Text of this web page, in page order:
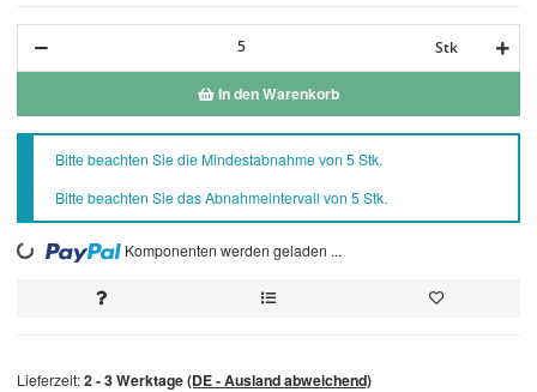
Stk
In den Warenkorb
xBitte beachten Sie die Mindestabnahme von 5 Stk.
Bitte beachten Sie das Abnahmeintervall von 5 Stk.
Loading... Komponenten werden geladen ...
Lieferzeit:2 - 3 Werktage(DE - Ausland abweichend)